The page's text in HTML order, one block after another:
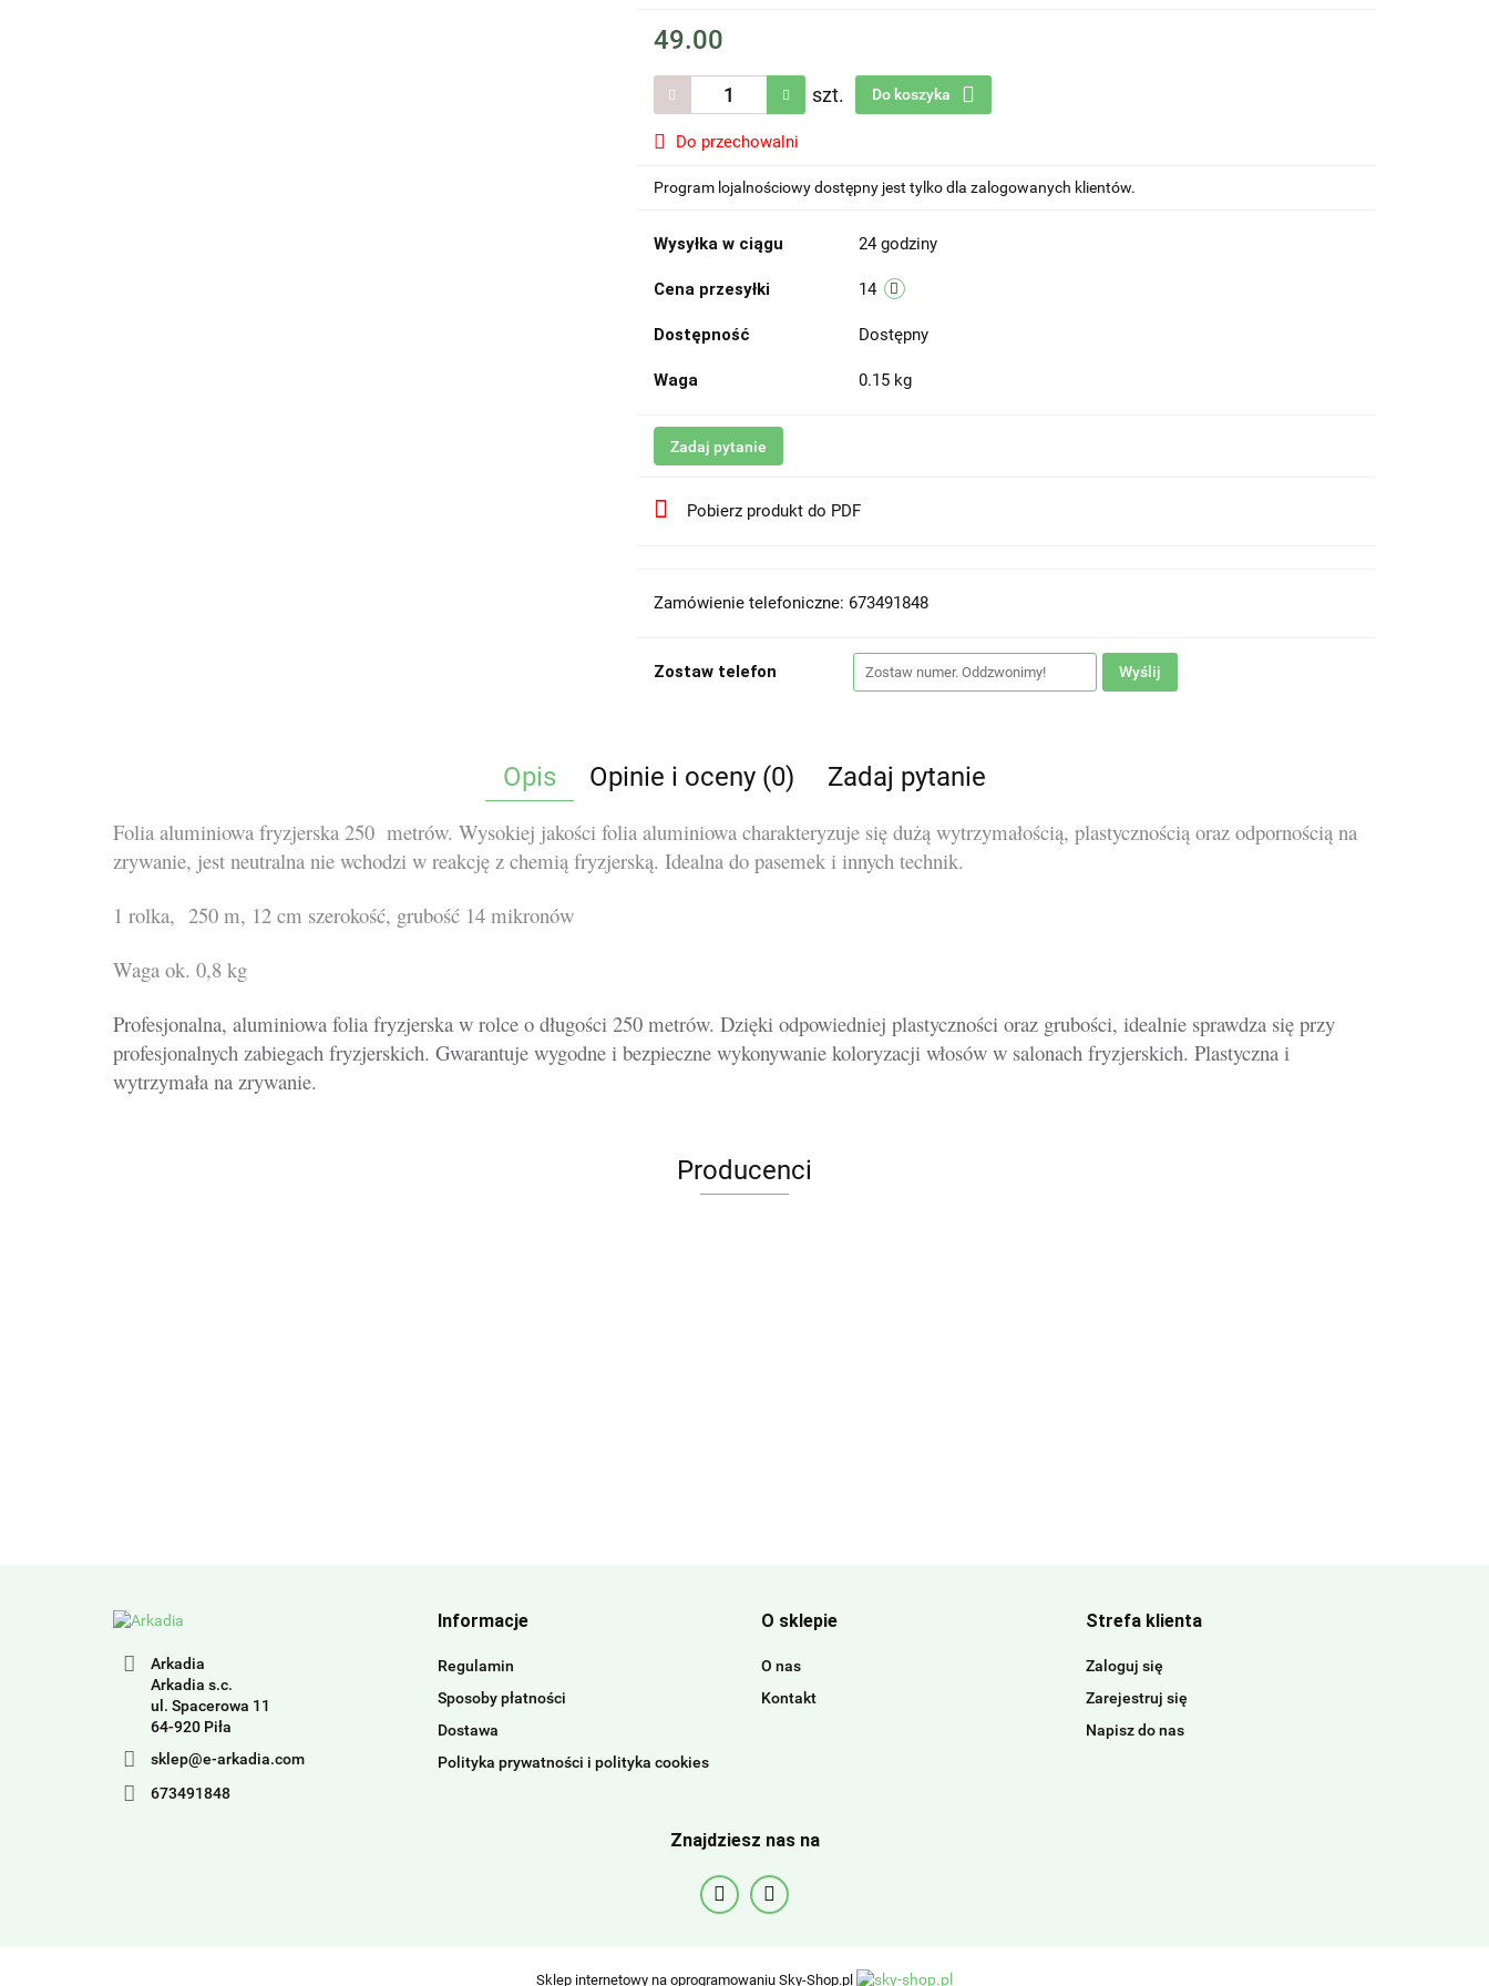
49.00
szt. Do koszyka
Do przechowalni
Program lojalnościowy dostępny jest tylko dla zalogowanych klientów.
Wysyłka w ciągu 24 godziny
Cena przesyłki 14
Dostępność Dostępny
Waga 0.15 kg
Zadaj pytanie
Pobierz produkt do PDF
Zamówienie telefoniczne: 673491848
Zostaw telefon Wyślij
Opis Opinie i oceny (0) Zadaj pytanie
Folia aluminiowa fryzjerska 250 metrów. Wysokiej jakości folia aluminiowa charakteryzuje się dużą wytrzymałością, plastycznością oraz odpornością na
zrywanie, jest neutralna nie wchodzi w reakcję z chemią fryzjerską. Idealna do pasemek i innych technik.
1 rolka, 250 m, 12 cm szerokość, grubość 14 mikronów
Waga ok. 0,8 kg
Profesjonalna, aluminiowa folia fryzjerska w rolce o długości 250 metrów. Dzięki odpowiedniej plastyczności oraz grubości, idealnie sprawdza się przy
profesjonalnych zabiegach fryzjerskich. Gwarantuje wygodne i bezpieczne wykonywanie koloryzacji włosów w salonach fryzjerskich. Plastyczna i
wytrzymała na zrywanie.
Producenci
Arkadia
Arkadia s.c.
ul. Spacerowa 11
64-920 Piła
sklep@e-arkadia.com
673491848
Informacje
Regulamin
Sposoby płatności
Dostawa
Polityka prywatności i polityka cookies
O sklepie
O nas
Kontakt
Strefa klienta
Zaloguj się
Zarejestruj się
Napisz do nas
Znajdziesz nas na
Sklep internetowy na oprogramowaniu Sky-Shop.pl